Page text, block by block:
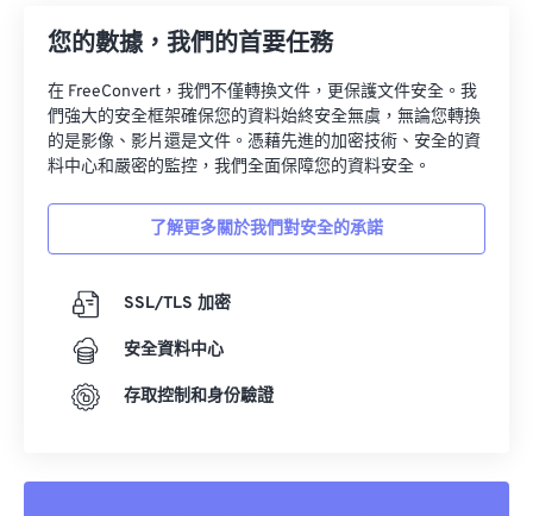
您的數據，我們的首要任務
在 FreeConvert，我們不僅轉換文件，更保護文件安全。我
們強大的安全框架確保您的資料始終安全無虞，無論您轉換
的是影像、影片還是文件。憑藉先進的加密技術、安全的資
料中心和嚴密的監控，我們全面保障您的資料安全。
了解更多關於我們對安全的承諾
SSL/TLS 加密
安全資料中心
存取控制和身份驗證